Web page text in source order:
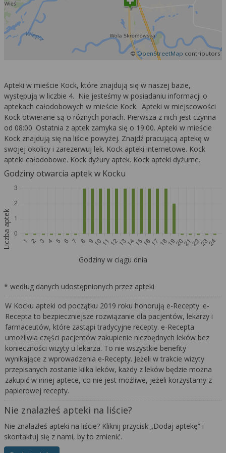
©OpenStreetMap contributors
Apteki w mieście Kock, które znajdują się w naszej bazie,
występują w liczbie 4. Nie jesteśmy w posiadaniu informacji o
aptekach całodobowych w mieście Kock. Apteki w miejscowości
Kock otwierane są o różnych porach. Pierwsza z nich jest czynna
od 08:00. Ostatnia z aptek zamyka się o 19:00. Apteki w mieście
Kock znajdują się na liście powyżej. Znajdź pracującą aptekę w
swojej okolicy i zarezerwuj lek. Kock apteki internetowe. Kock
apteki całodobowe. Kock dyżury aptek. Kock apteki dyżurne.
Godziny otwarcia aptek w Kocku
Liczba aptek
Godziny w ciągu dnia
* według danych udostępnionych przez apteki
W Kocku apteki od początku 2019 roku honorują e-Recepty. e-
Recepta to bezpieczniejsze rozwiązanie dla pacjentów, lekarzy i
farmaceutów, które zastąpi tradycyjne recepty. e-Recepta
umożliwia części pacjentów zakupienie niezbędnych leków bez
konieczności wizyty u lekarza. To nie wszystkie benefity
wynikające z wprowadzenia e-Recepty. Jeżeli w trakcie wizyty
przepisanych zostanie kilka leków, każdy z leków będzie można
zakupić w innej aptece, co nie jest możliwe, jeżeli korzystamy z
papierowej recepty.
Nie znalazłeś apteki na liście?
Nie znalazłeś apteki na liście? Kliknij przycisk „Dodaj aptekę” i
skontaktuj się z nami, by to zmienić.